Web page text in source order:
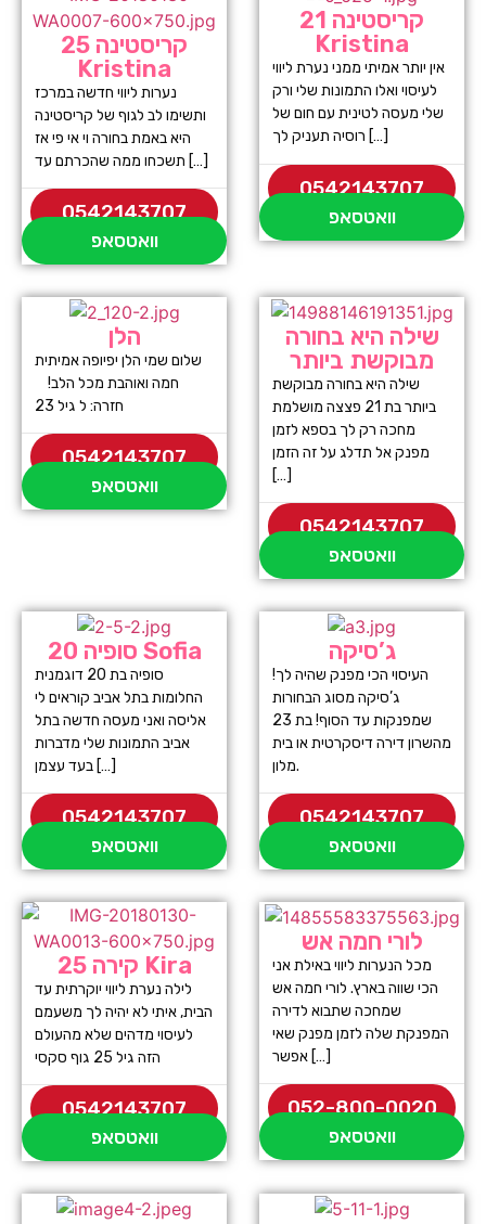
קריסטינה 25
Kristina
נערות ליווי חדשה במרכז
ותשימו לב לגוף של קריסטינה
היא באמת בחורה וי אי פי אז
תשכחו ממה שהכרתם עד […]
0542143707
וואטסאפ
קריסטינה 21
Kristina
אין יותר אמיתי ממני נערת ליווי
לעיסוי ואלו התמונות שלי ורק
שלי מעסה לטינית עם חום של
רוסיה תעניק לך […]
0542143707
וואטסאפ
הלן
שלום שמי הלן יפיופה אמיתית
חמה ואוהבת מכל הלב!
חזרה: ל גיל 23
0542143707
וואטסאפ
שילה היא בחורה
מבוקשת ביותר
שילה היא בחורה מבוקשת
ביותר בת 21 פצצה מושלמת
מחכה רק לך בספא לזמן
מפנק אל תדלג על זה הזמן
[…]
0542143707
וואטסאפ
סופיה 20 Sofia
סופיה בת 20 דוגמנית
החלומות בתל אביב קוראים לי
אליסה ואני מעסה חדשה בתל
אביב התמונות שלי מדברות
בעד עצמן […]
0542143707
וואטסאפ
ג’סיקה
העיסוי הכי מפנק שהיה לך!
ג’סיקה מסוג הבחורות
שמפנקות עד הסוף! בת 23
מהשרון דירה דיסקרטית או בית
מלון.
0542143707
וואטסאפ
קירה 25 Kira
לילה נערת ליווי יוקרתית עד
הבית, איתי לא יהיה לך משעמם
לעיסוי מדהים שלא מהעולם
הזה גיל 25 גוף סקסי
0542143707
וואטסאפ
לורי חמה אש
מכל הנערות ליווי באילת אני
הכי שווה בארץ. לורי חמה אש
שמחכה שתבוא לדירה
המפנקת שלה לזמן מפנק שאי
אפשר […]
052-800-0020
וואטסאפ